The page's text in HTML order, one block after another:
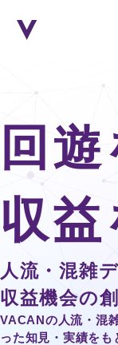
回遊
収
人流・混雑
収益機会の
VACANの人流・混
った知見・実績を